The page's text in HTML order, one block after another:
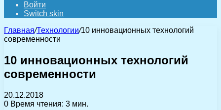
Войти
Switch skin
Главная/Технологии/10 инновационных технологий
современности
10 инновационных технологий
современности
20.12.2018
0 Время чтения: 3 мин.